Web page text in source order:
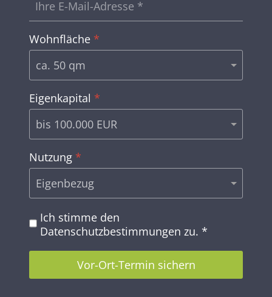
Wohnfläche *
Eigenkapital *
Nutzung *
Ich stimme den
Datenschutzbestimmungen zu. *
Vor-Ort-Termin sichern